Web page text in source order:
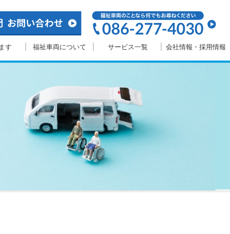
す 福祉車両について サービス一覧 会社情報・採用情報